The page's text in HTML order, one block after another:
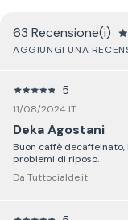
63 Recensione(i)
AGGIUNGI UNA
5
11/08/2024 IT
Deka Agostani
Buon caffè
problemi di riposo.
Da Tuttocialde.it